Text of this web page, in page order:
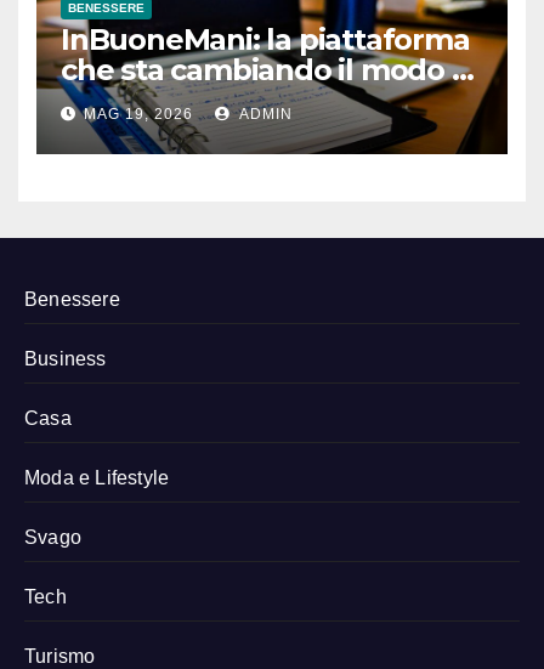
BENESSERE
InBuoneMani: la piattaforma
che sta cambiando il modo di
prenotare osteopati e
fisioterapisti
MAG 19, 2026 ADMIN
Benessere
Business
Casa
Moda e Lifestyle
Svago
Tech
Turismo